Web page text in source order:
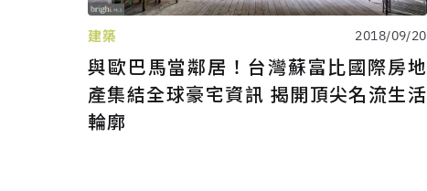
建築 2018/09/20
與歐巴馬當鄰居！台灣蘇富比國際房地
產集結全球豪宅資訊 揭開頂尖名流生活
輪廓